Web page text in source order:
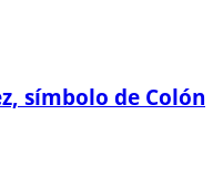
símbolo de Colón